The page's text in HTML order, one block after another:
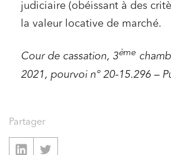
judiciaire (obéissant à des
la valeur locative de marché.
Cour de cassation, 3ème
2021, pourvoi n° 20-15.296 –
Partager